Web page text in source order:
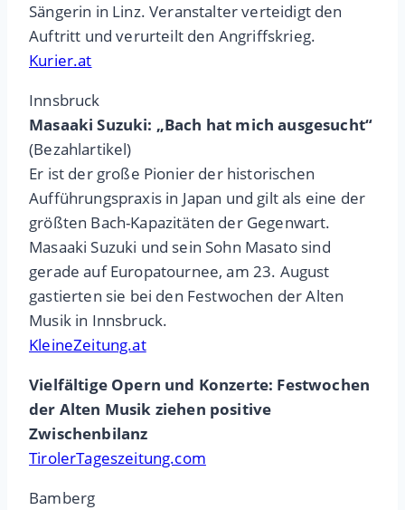
Sängerin in Linz. Veranstalter verteidigt den
Auftritt und verurteilt den Angriffskrieg.
Kurier.at
Innsbruck
Masaaki Suzuki: „Bach hat mich ausgesucht“
(Bezahlartikel)
Er ist der große Pionier der historischen
Aufführungspraxis in Japan und gilt als eine der
größten Bach-Kapazitäten der Gegenwart.
Masaaki Suzuki und sein Sohn Masato sind
gerade auf Europatournee, am 23. August
gastierten sie bei den Festwochen der Alten
Musik in Innsbruck.
KleineZeitung.at
Vielfältige Opern und Konzerte: Festwochen
der Alten Musik ziehen positive
Zwischenbilanz
TirolerTageszeitung.com
Bamberg